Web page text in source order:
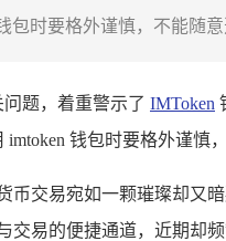
包时要格外谨慎，不能随
题，着重警示了 IMToken
钱包时要格外谨
交易宛如一颗璀璨却又
易的便捷通道，近期却